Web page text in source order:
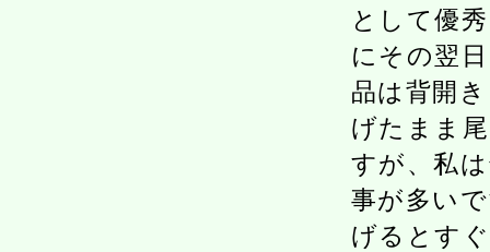
として優
にその翌
品は背開
げたまま
すが、私
事が多い
げるとす